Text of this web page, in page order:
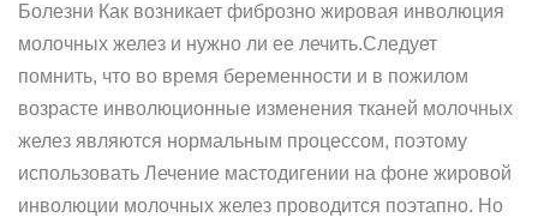
Болезни Как возникает фиброзно жировая инволюция
молочных желез и нужно ли ее лечить.Следует
помнить, что во время беременности и в пожилом
возрасте инволюционные изменения тканей молочных
желез являются нормальным процессом, поэтому
использовать Лечение мастодигении на фоне жировой
инволюции молочных желез проводится поэтапно. Но